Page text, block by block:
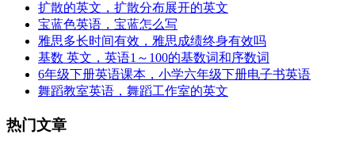
扩散的英文，扩散分布展开的英文
宝蓝色英语，宝蓝怎么写
雅思多长时间有效，雅思成绩终身有效吗
基数 英文，英语1～100的基数词和序数词
6年级下册英语课本，小学六年级下册电子书英语
舞蹈教室英语，舞蹈工作室的英文
热门文章